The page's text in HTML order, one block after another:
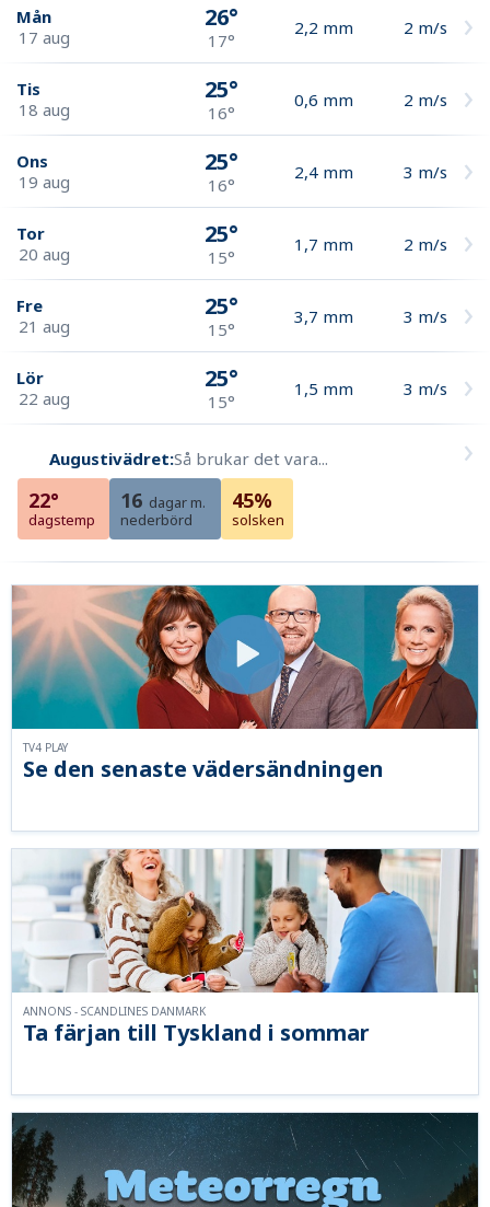
Mån
17 aug
26°
17°
2,2 mm 2 m/s
Tis
18 aug
25°
16°
0,6 mm 2 m/s
Ons
19 aug
25°
16°
2,4 mm 3 m/s
Tor
20 aug
25°
15°
1,7 mm 2 m/s
Fre
21 aug
25°
15°
3,7 mm 3 m/s
Lör
22 aug
25°
15°
1,5 mm 3 m/s
Augustivädret:Så brukar det vara...
22°
dagstemp
16 dagar m.
nederbörd
45%
solsken
Se den senaste vädersändningen
TV4 PLAY
Ta färjan till Tyskland i sommar
ANNONS - SCANDLINES DANMARK